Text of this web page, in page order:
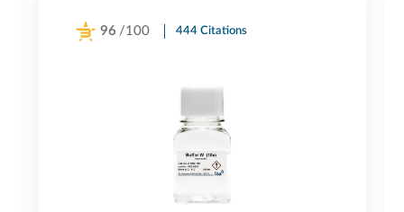
96 /100 444 Citations